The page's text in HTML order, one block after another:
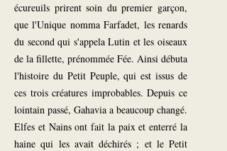
écureuils prirent soin du premier garçon,
que l'Unique nomma Farfadet, les renards
du second qui s'appela Lutin et les oiseaux
de la fillette, prénommée Fée. Ainsi débuta
l'histoire du Petit Peuple, qui est issus de
ces trois créatures improbables. Depuis ce
lointain passé, Gahavia a beaucoup changé.
Elfes et Nains ont fait la paix et enterré la
haine qui les avait déchirés ; et le Petit